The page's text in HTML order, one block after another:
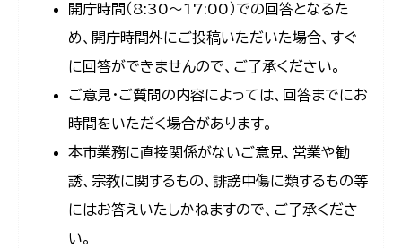
開庁時間（8:30〜17:00）での回答となるた
め、開庁時間外にご投稿いただいた場合、すぐ
に回答ができませんので、ご了承ください。
ご意見・ご質問の内容によっては、回答までにお
時間をいただく場合があります。
本市業務に直接関係がないご意見、営業や勧
誘、宗教に関するもの、誹謗中傷に類するもの等
にはお答えいたしかねますので、ご了承くださ
い。